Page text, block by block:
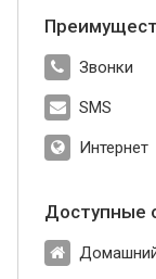
Звонки
SMS
Интернет
Доступные